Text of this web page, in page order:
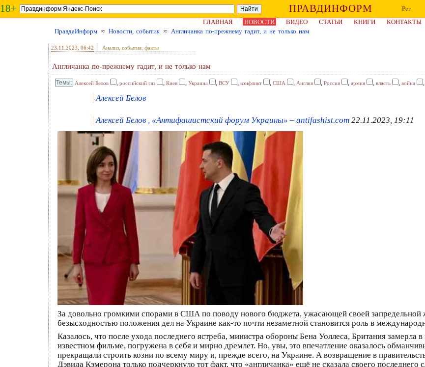
18+ ПРАВДИНФОРМ Рег
ГЛАВНАЯ НОВОСТИ ВИДЕО СТАТЬИ КНИГИ КОНТАКТЫ
ПравдаИнформ ≈ Новости, события ≈ Англичанка по-прежнему гадит, и не только нам
23.11.2023 , 06:42 Анализ, события, факты
Англичанка по-прежнему гадит, и не только нам
Алексей Белов , российский газ , Киев , Украина , ВСУ , конфликт , США , Англия , Россия , армия , власть , война ,
Алексей Белов
Алексей Белов , «Антифашистский форум Украины» – antifashist.com 22.11.2023, 19:11
За довольно громкими спорами в США по поводу нового бюджета, ужасающей своей запредельной
безысходностью положения дел на Украине как-то почти незаметной становится роль в
Казалось, что после ухода последнего ястреба, министра обороны Бена Уоллеса, Британия замерла
известном фильме, погружена в себя и мирно дремлет. Но, увы, это впечатление оказалось
прекращали строить козни по всему миру и, прежде всего, на Украине. А возвращение в
Дэвида Кэмерона только подчеркнуло тот факт, что «англичанка» ещё не сказала своего последнего